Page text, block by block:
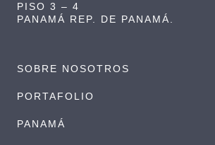
PISO 3 – 4
PANAMÁ REP. DE PANAMÁ.
SOBRE NOSOTROS
PORTAFOLIO
PANAMÁ